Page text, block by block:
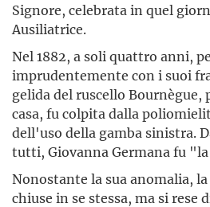
Signore, celebrata in quel
Ausiliatrice.
Nel 1882, a soli quattro anni,
imprudentemente con i suoi
gelida del ruscello Bournègue,
casa, fu colpita dalla
dell'uso della gamba sinistra.
tutti, Giovanna Germana fu
Nonostante la sua anomalia,
chiuse in se stessa, ma si rese